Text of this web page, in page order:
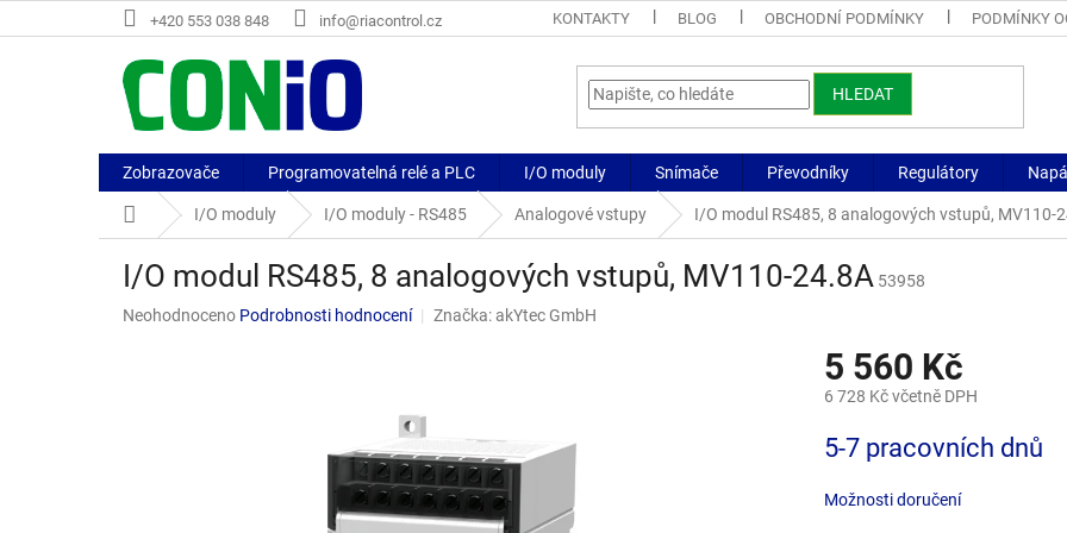
na
+420 553 038 848 info@riacontrol.cz KONTAKTY BLOG OBCHODNÍ PODMÍNKY PODMÍNKY
HLEDAT
Zobrazovače Programovatelná relé a PLC I/O moduly Snímače Převodníky Regulátory
Domů I/O moduly I/O moduly - RS485 Analogové vstupy I/O modul RS485, 8 analogových vstupů, MV110-
I/O modul RS485, 8 analogových vstupů, MV110-24.8A 53958
Průměrné
Neohodnoceno Podrobnosti hodnocení Značka:akYtec GmbH
5 560 Kč
6 728 Kč včetně DPH
cena:
5-7 pracovních dnů
Možnosti doručení